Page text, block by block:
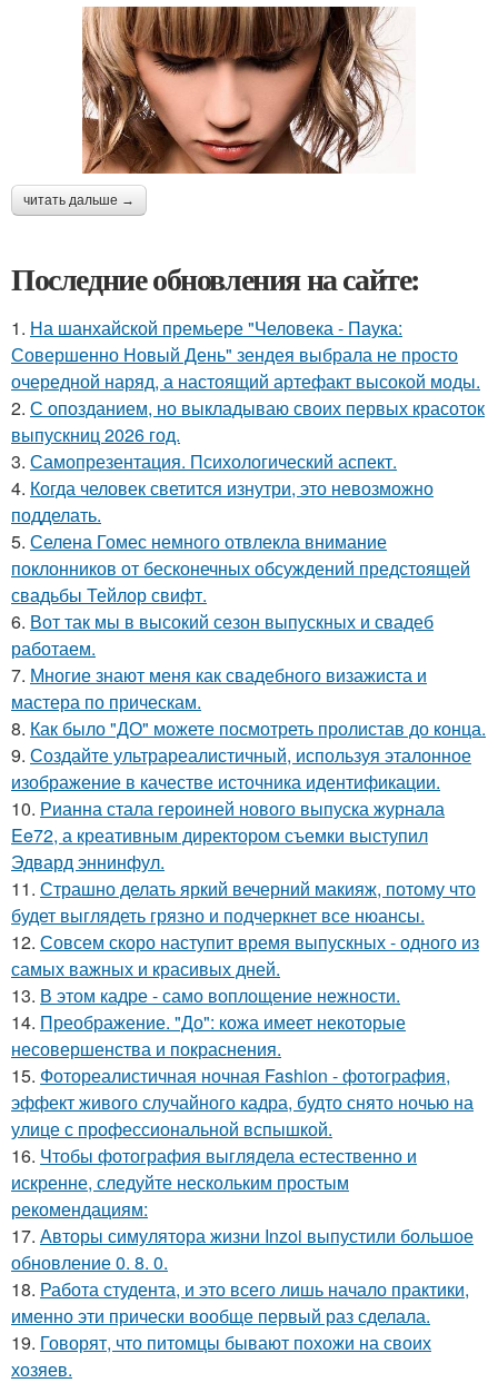
читать дальше →
Последние обновления на сайте:
1. На шанхайской премьере "Человека - Паука:
Совершенно Новый День" зендея выбрала не просто
очередной наряд, а настоящий артефакт высокой моды.
2. С опозданием, но выкладываю своих первых красоток
выпускниц 2026 год.
3. Самопрезентация. Психологический аспект.
4. Когда человек светится изнутри, это невозможно
подделать.
5. Селена Гомес немного отвлекла внимание
поклонников от бесконечных обсуждений предстоящей
свадьбы Тейлор свифт.
6. Вот так мы в высокий сезон выпускных и свадеб
работаем.
7. Многие знают меня как свадебного визажиста и
мастера по прическам.
8. Как было "ДО" можете посмотреть пролистав до конца.
9. Создайте ультрареалистичный, используя эталонное
изображение в качестве источника идентификации.
10. Рианна стала героиней нового выпуска журнала
Ee72, а креативным директором съемки выступил
Эдвард эннинфул.
11. Страшно делать яркий вечерний макияж, потому что
будет выглядеть грязно и подчеркнет все нюансы.
12. Совсем скоро наступит время выпускных - одного из
самых важных и красивых дней.
13. В этом кадре - само воплощение нежности.
14. Преображение. "До": кожа имеет некоторые
несовершенства и покраснения.
15. Фотореалистичная ночная Fashion - фотография,
эффект живого случайного кадра, будто снято ночью на
улице с профессиональной вспышкой.
16. Чтобы фотография выглядела естественно и
искренне, следуйте нескольким простым
рекомендациям:
17. Авторы симулятора жизни Inzoi выпустили большое
обновление 0. 8. 0.
18. Работа студента, и это всего лишь начало практики,
именно эти прически вообще первый раз сделала.
19. Говорят, что питомцы бывают похожи на своих
хозяев.